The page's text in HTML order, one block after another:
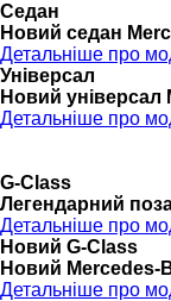
Седан
Новий седан
Детальніше про
Універсал
Новий універсал
Детальніше про
G-Class
Легендарний
Детальніше про
Новий G-Class
Новий Mercedes-
Детальніше про